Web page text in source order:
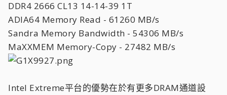
DDR4 2666 CL13 14-14-39 1T
ADIA64 Memory Read - 61260 MB/s
Sandra Memory Bandwidth - 54306 MB/s
MaXXMEM Memory-Copy - 27482 MB/s
Intel Extreme平台的優勢在於有更多DRAM通道設